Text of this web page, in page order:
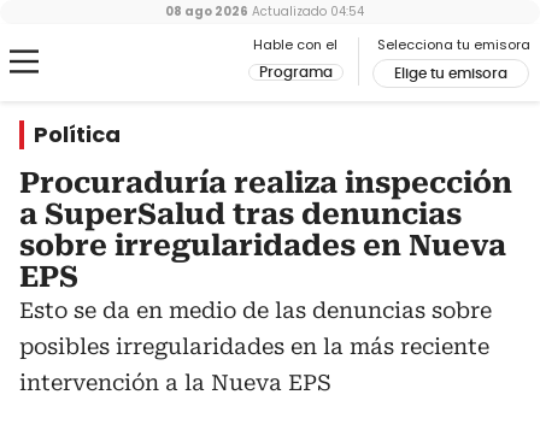
Hable con el
Programa
Selecciona tu emisora
Elige tu emisora
08 ago 2026 Actualizado 04:54
Política
Procuraduría realiza inspección
a SuperSalud tras denuncias
sobre irregularidades en Nueva
EPS
Esto se da en medio de las denuncias sobre
posibles irregularidades en la más reciente
intervención a la Nueva EPS